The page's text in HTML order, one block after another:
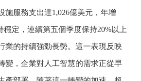
施服務支出達1,026億美元，年增
穩定，連續第五個季度保持20%以上
業的持續強勁長勢。這一表現反映
變，企業對人工智慧的需求正從早